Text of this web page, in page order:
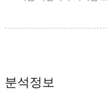
분석정보